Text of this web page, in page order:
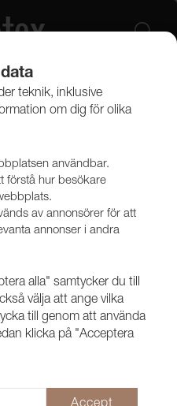
Alla möbeltyger
teknik, inklusive
om dig för olika
användbar.
förstå hur besökare
av annonsörer för att
annonser i andra
alla" samtycker du till
välja att ange vilka
till genom att använda
klicka på "Acceptera